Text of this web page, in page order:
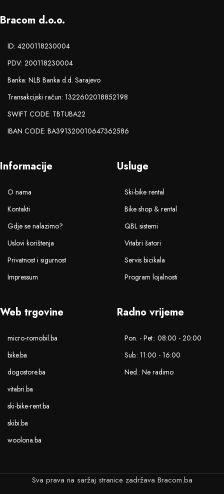
Bracom d.o.o.
ID: 4200118230004
PDV: 200118230004
Banka: NLB Banka d.d. Sarajevo
Transakcijski račun: 1322602018852198
SWIFT CODE: TBTUBA22
IBAN CODE: BA391320010647362586
Informacije
O nama
Kontakti
Gdje se nalazimo?
Uslovi korištenja
Privatnost i sigurnost
Impressum
Usluge
Ski-bike rental
Bike shop & rental
QBL sistemi
Vitabri šatori
Servis bicikala
Program lojalnosti
Web trgovine
micro-romobil.ba
bike.ba
dogostore.ba
vitabri.ba
ski-bike-rent.ba
skibi.ba
woolona.ba
Radno vrijeme
Pon. - Pet.: 08:00 - 20:00
Sub.: 11:00 - 16:00
Ned.: Ne radimo
Sva prava na saržaj stranice zadržava Bracom.ba